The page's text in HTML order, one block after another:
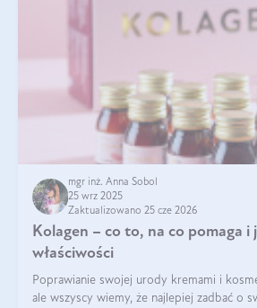
mgr inż. Anna Sobol
25 wrz 2025
Zaktualizowano 25 cze 2026
Kolagen – co to, na co pomaga i
właściwości
Poprawianie swojej urody kremami i
ale wszyscy wiemy, że najlepiej zadbać o